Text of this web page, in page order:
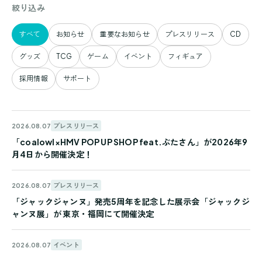
知
ら
せ
一
絞り込み
すべて お知らせ 重要なお知らせ プレスリリース CD
グッズ TCG ゲーム イベント フィギュア
採用情報 サポート
2026.08.07 プレスリリース
「coalowl×HMV POP UP SHOP feat.ぶたさん」が2026年9
月4日から開催決定！
2026.08.07 プレスリリース
「ジャックジャンヌ」発売5周年を記念した展示会「ジャックジ
ャンヌ展」が 東京・福岡にて開催決定
2026.08.07 イベント